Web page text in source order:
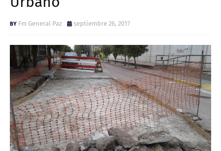
Fm General Paz septiembre 26, 2017